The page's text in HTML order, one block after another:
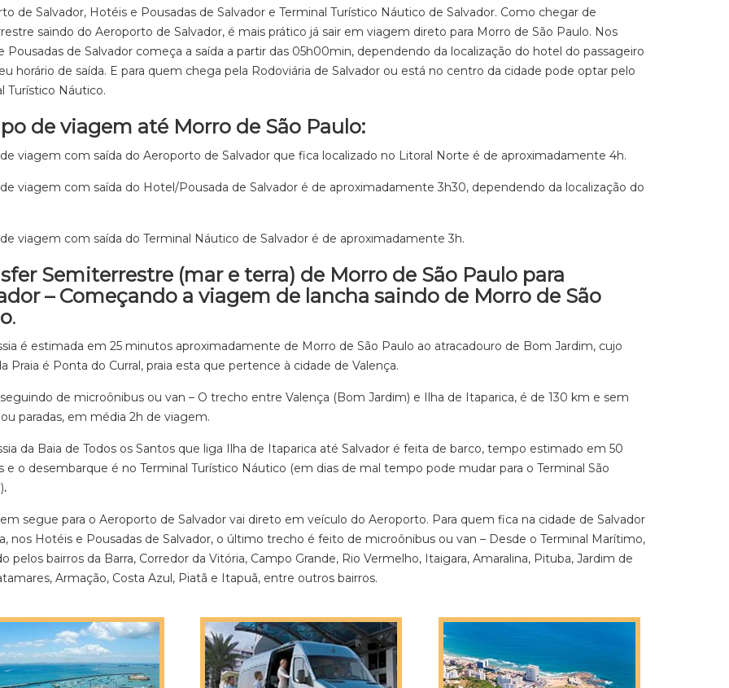
de Salvador, Hotéis e Pousadas de Salvador e Terminal Turístico Náutico de Salvador. Como chegar de
saindo do Aeroporto de Salvador, é mais prático já sair em viagem direto para Morro de São Paulo. Nos
Pousadas de Salvador começa a saída a partir das 05h00min, dependendo da localização do hotel do passageiro
horário de saída. E para quem chega pela Rodoviária de Salvador ou está no centro da cidade pode optar pelo
Turístico Náutico.
de viagem até Morro de São Paulo:
viagem com saída do Aeroporto de Salvador que fica localizado no Litoral Norte é de aproximadamente 4h.
viagem com saída do Hotel/Pousada de Salvador é de aproximadamente 3h30, dependendo da localização do
viagem com saída do Terminal Náutico de Salvador é de aproximadamente 3h.
Semiterrestre (mar e terra) de Morro de São Paulo para
– Começando a viagem de lancha saindo de Morro de São
.
é estimada em 25 minutos aproximadamente de Morro de São Paulo ao atracadouro de Bom Jardim, cujo
Praia é Ponta do Curral, praia esta que pertence à cidade de Valença.
de microônibus ou van – O trecho entre Valença (Bom Jardim) e Ilha de Itaparica, é de 130 km e sem
paradas, em média 2h de viagem.
da Baia de Todos os Santos que liga Ilha de Itaparica até Salvador é feita de barco, tempo estimado em 50
e o desembarque é no Terminal Turístico Náutico (em dias de mal tempo pode mudar para o Terminal São
.
segue para o Aeroporto de Salvador vai direto em veículo do Aeroporto. Para quem fica na cidade de Salvador
nos Hotéis e Pousadas de Salvador, o último trecho é feito de microônibus ou van – Desde o Terminal Marítimo,
pelos bairros da Barra, Corredor da Vitória, Campo Grande, Rio Vermelho, Itaigara, Amaralina, Pituba, Jardim de
Armação, Costa Azul, Piatã e Itapuã, entre outros bairros.